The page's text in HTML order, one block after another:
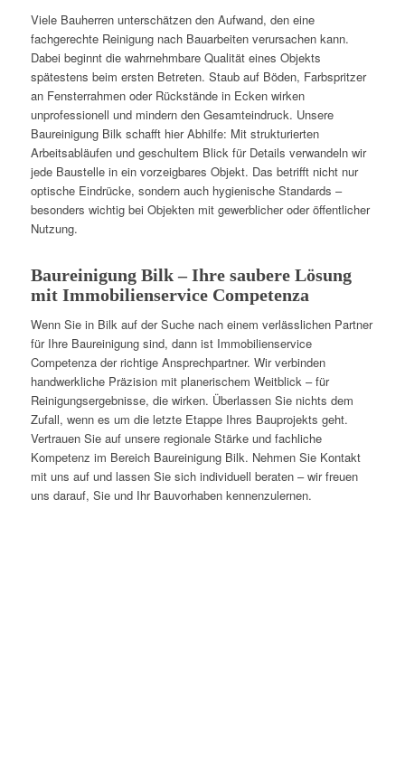
Viele Bauherren unterschätzen den Aufwand, den eine
fachgerechte Reinigung nach Bauarbeiten verursachen kann.
Dabei beginnt die wahrnehmbare Qualität eines Objekts
spätestens beim ersten Betreten. Staub auf Böden, Farbspritzer
an Fensterrahmen oder Rückstände in Ecken wirken
unprofessionell und mindern den Gesamteindruck. Unsere
Baureinigung Bilk schafft hier Abhilfe: Mit strukturierten
Arbeitsabläufen und geschultem Blick für Details verwandeln wir
jede Baustelle in ein vorzeigbares Objekt. Das betrifft nicht nur
optische Eindrücke, sondern auch hygienische Standards –
besonders wichtig bei Objekten mit gewerblicher oder öffentlicher
Nutzung.
Baureinigung Bilk – Ihre saubere Lösung
mit Immobilienservice Competenza
Wenn Sie in Bilk auf der Suche nach einem verlässlichen Partner
für Ihre Baureinigung sind, dann ist Immobilienservice
Competenza der richtige Ansprechpartner. Wir verbinden
handwerkliche Präzision mit planerischem Weitblick – für
Reinigungsergebnisse, die wirken. Überlassen Sie nichts dem
Zufall, wenn es um die letzte Etappe Ihres Bauprojekts geht.
Vertrauen Sie auf unsere regionale Stärke und fachliche
Kompetenz im Bereich Baureinigung Bilk. Nehmen Sie Kontakt
mit uns auf und lassen Sie sich individuell beraten – wir freuen
uns darauf, Sie und Ihr Bauvorhaben kennenzulernen.